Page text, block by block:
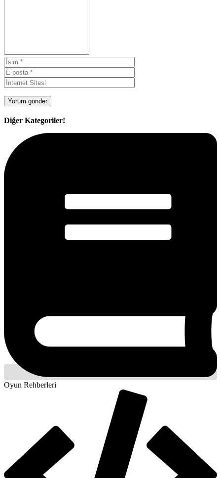
Diğer Kategoriler!
Oyun Rehberleri